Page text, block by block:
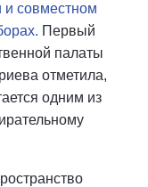
совместном
Первый
палаты
отметила,
одним из